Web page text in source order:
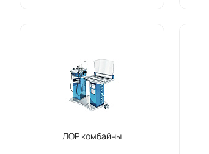
ЛОР комбайны